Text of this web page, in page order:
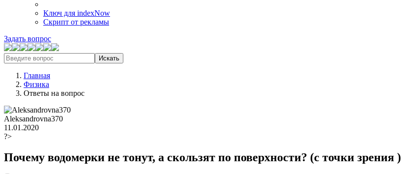
Ключ для indexNow
Скрипт от рекламы
Задать вопрос
Искать
Главная
Физика
Ответы на вопрос
Aleksandrovna370
11.01.2020
?>
Почему водомерки не тонут, а скользят по поверхности? (с точки зрения )